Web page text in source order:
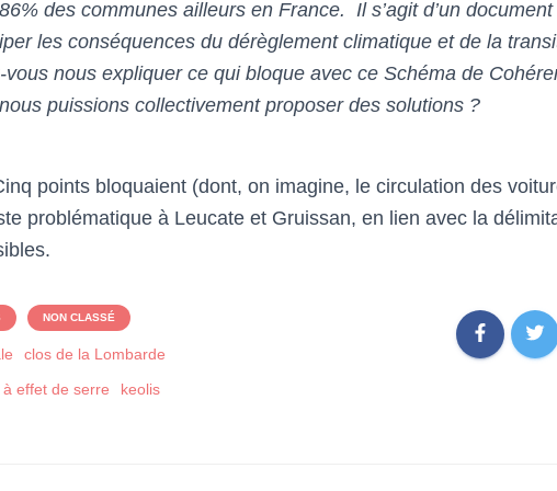
des communes ailleurs en France. Il s’agit d’un document
les conséquences du dérèglement climatique et de la
nous expliquer ce qui bloque avec ce Schéma de
puissions collectivement proposer des solutions ?
points bloquaient (dont, on imagine, le circulation des
problématique à Leucate et Gruissan, en lien avec la
NON CLASSÉ
clos de la Lombarde
à effet de serre
keolis